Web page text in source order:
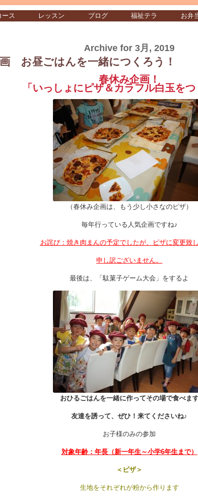
ース レッスン ブログ 福祉テラ お弁
Archive for 3月, 2019
お昼ごはんを一緒につくろう！
春休み企画！
「いっしょにピザ＆カラフル白玉を
（春休み企画は、もう少し小さなのピザ）
毎年行っている人気企画ですね♪
お詫び：焼き肉まんの予定でしたが、ピザに変更
申し訳ございません。
最後は、「駄菓子ゲーム大会」をするよ
おひるごはんを一緒に作ってその場で食べま
友達を誘って、ぜひ！来てくださいね♪
お子様のみの参加
対象年齢：年長（新一年生～小学6年生まで）
＜ピザ＞
生地をそれぞれが粉から作ります